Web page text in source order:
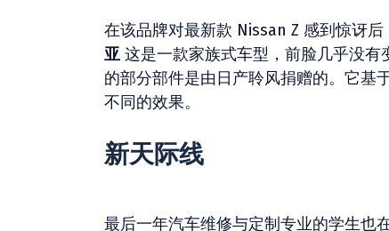
在该品牌对最新款 Nissan Z 感到惊讶
亚 这是一款家族式车型，前脸几乎没有
的部分部件是由日产聆风捐赠的。它基
不同的效果。
新天际线
最后一年汽车维修与定制专业的学生也